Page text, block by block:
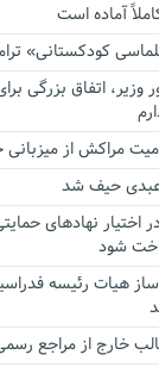
آماده است
کودکستانی»
وزیر، اتفاق بزرگی
مراکش از میزبانی جام
عبدی حیف شد
اختیار نهادهای
شود
هیات رئیسه
خارج از مراجع